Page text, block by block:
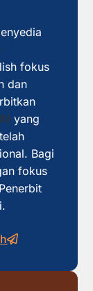
fokus
dan
yang
Bagi
fokus